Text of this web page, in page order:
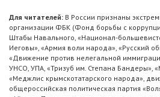
Для читателей: В России признаны
организации ФБК (Фонд борьбы с
Штабы Навального, «Национал-
Иеговы», «Армия воли народа», «Русский
«Движение против нелегальной
УНСО, УПА, «Тризуб им. Степана Бандеры»,
«Меджлис крымскотатарского народа»,
общероссийская политическая партия